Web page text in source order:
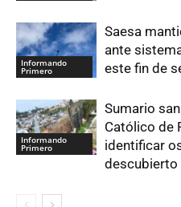
Informando
Primero
Saesa
ante
este fin de
Informando
Primero
Sumario
Católico de
identificar
descubierto